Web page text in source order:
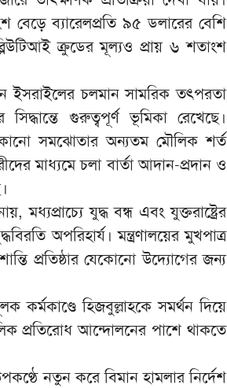
বেড়ে ব্যারেলপ্রতি ৯৫ ডলারের বেশি
ক্রুডের মূল্যও প্রায় ৬ শতাংশ
ইসরাইলের চলমান সামরিক তৎপরতা
গুরুত্বপূর্ণ ভূমিকা রেখেছে।
সমঝোতার অন্যতম মৌলিক শর্ত
মাধ্যমে চলা বার্তা আদান-প্রদান ও
মধ্যপ্রাচ্যে যুদ্ধ বন্ধ এবং যুক্তরাষ্ট্রের
অপরিহার্য। মন্ত্রণালয়ের মুখপাত্র
প্রতিষ্ঠার যেকোনো উদ্যোগের জন্য
হিজবুল্লাহকে সমর্থন দিয়ে
প্রতিরোধ আন্দোলনের পাশে থাকতে
নতুন করে বিমান হামলার নির্দেশ